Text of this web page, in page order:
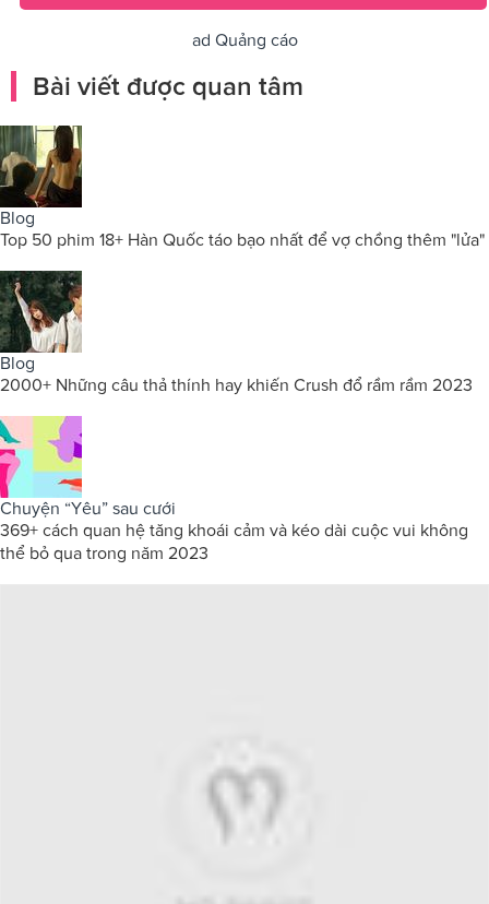
ad Quảng cáo
Bài viết được quan tâm
Blog
Top 50 phim 18+ Hàn Quốc táo bạo nhất để vợ chồng thêm "lửa"
Blog
2000+ Những câu thả thính hay khiến Crush đổ rầm rầm 2023
Chuyện “Yêu” sau cưới
369+ cách quan hệ tăng khoái cảm và kéo dài cuộc vui không
thể bỏ qua trong năm 2023